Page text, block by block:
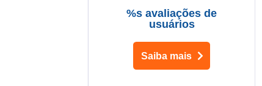
%s avaliações de
usuários
Saiba mais